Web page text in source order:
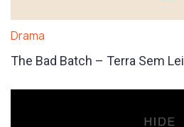
Drama
The Bad Batch – Terra Sem Lei